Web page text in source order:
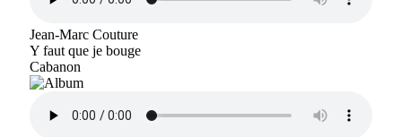
Jean-Marc Couture
Y faut que je bouge
Cabanon